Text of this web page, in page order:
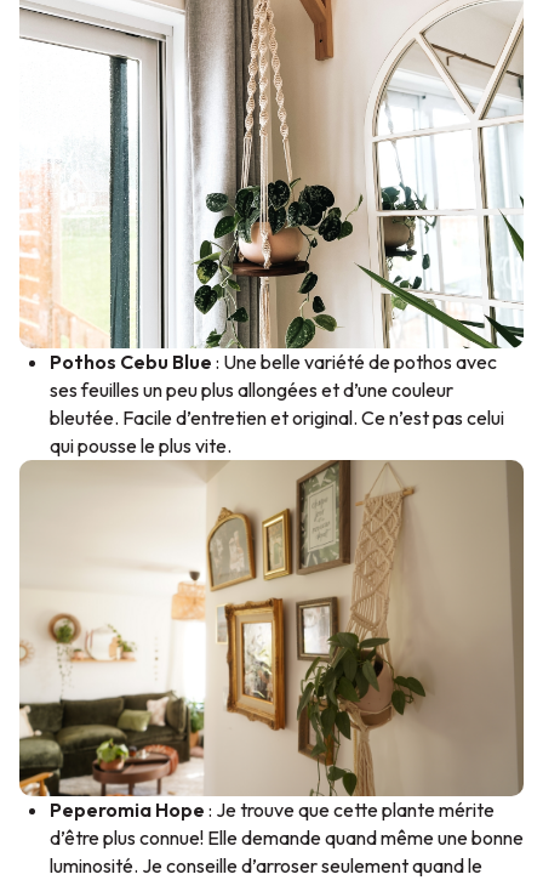
Pothos Cebu Blue : Une belle variété de pothos avec
ses feuilles un peu plus allongées et d’une couleur
bleutée. Facile d’entretien et original. Ce n’est pas celui
qui pousse le plus vite.
Peperomia Hope : Je trouve que cette plante mérite
d’être plus connue! Elle demande quand même une bonne
luminosité. Je conseille d’arroser seulement quand le